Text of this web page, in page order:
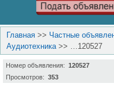
Главная >> Частные
Аудиотехника>> …120527
Номер объявления: 120527
Просмотров: 353